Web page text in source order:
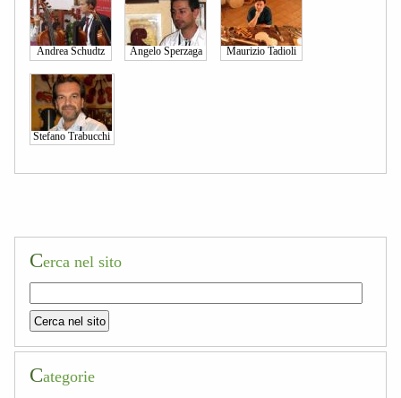
Andrea Schudtz Angelo Sperzaga Maurizio Tadioli
Stefano Trabucchi
Cerca nel sito
Categorie